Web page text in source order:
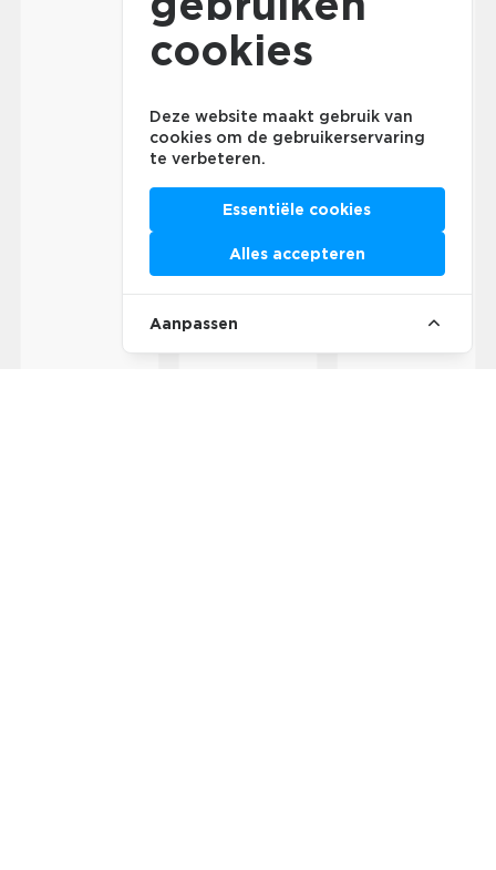
cookies
Deze website maakt gebruik van
cookies om de gebruikerservaring
te verbeteren.
Essentiële cookies
Alles accepteren
Aanpassen